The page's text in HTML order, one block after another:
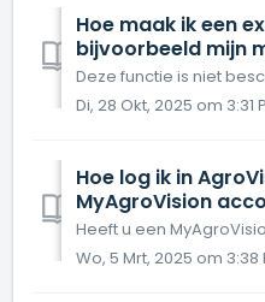
Hoe maak ik een
bijvoorbeeld mijn
Di, 28 Okt, 2025 om 3:31
Hoe log ik in
MyAgroVision
Wo, 5 Mrt, 2025 om 3:38